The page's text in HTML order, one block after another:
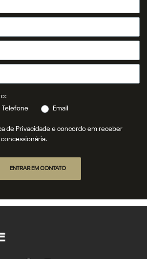
Telefone Email
de Privacidade e concordo em receber
ENTRAR EM CONTATO